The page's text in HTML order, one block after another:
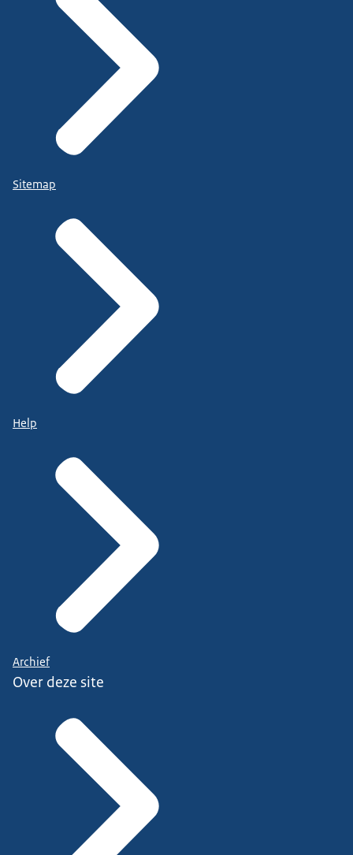
Sitemap
Help
Archief
Over deze site